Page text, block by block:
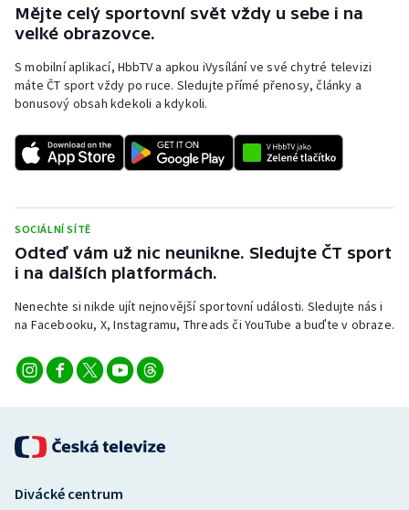
Rychlobruslení
Short track
Sportovní střelba
Triatlon
Veslování
Vodní slalom
Volejbal
Ostatní
Mějte celý sportovní svět vždy u sebe i na
velké obrazovce.
S mobilní aplikací, HbbTV a apkou iVysílání ve své chytré televizi
máte ČT sport vždy po ruce. Sledujte přímé přenosy, články a
bonusový obsah kdekoli a kdykoli.
SOCIÁLNÍ SÍTĚ
Odteď vám už nic neunikne. Sledujte ČT sport
i na dalších platformách.
Nenechte si nikde ujít nejnovější sportovní události. Sledujte nás i
na Facebooku, X, Instagramu, Threads či YouTube a buďte v obraze.
Divácké centrum